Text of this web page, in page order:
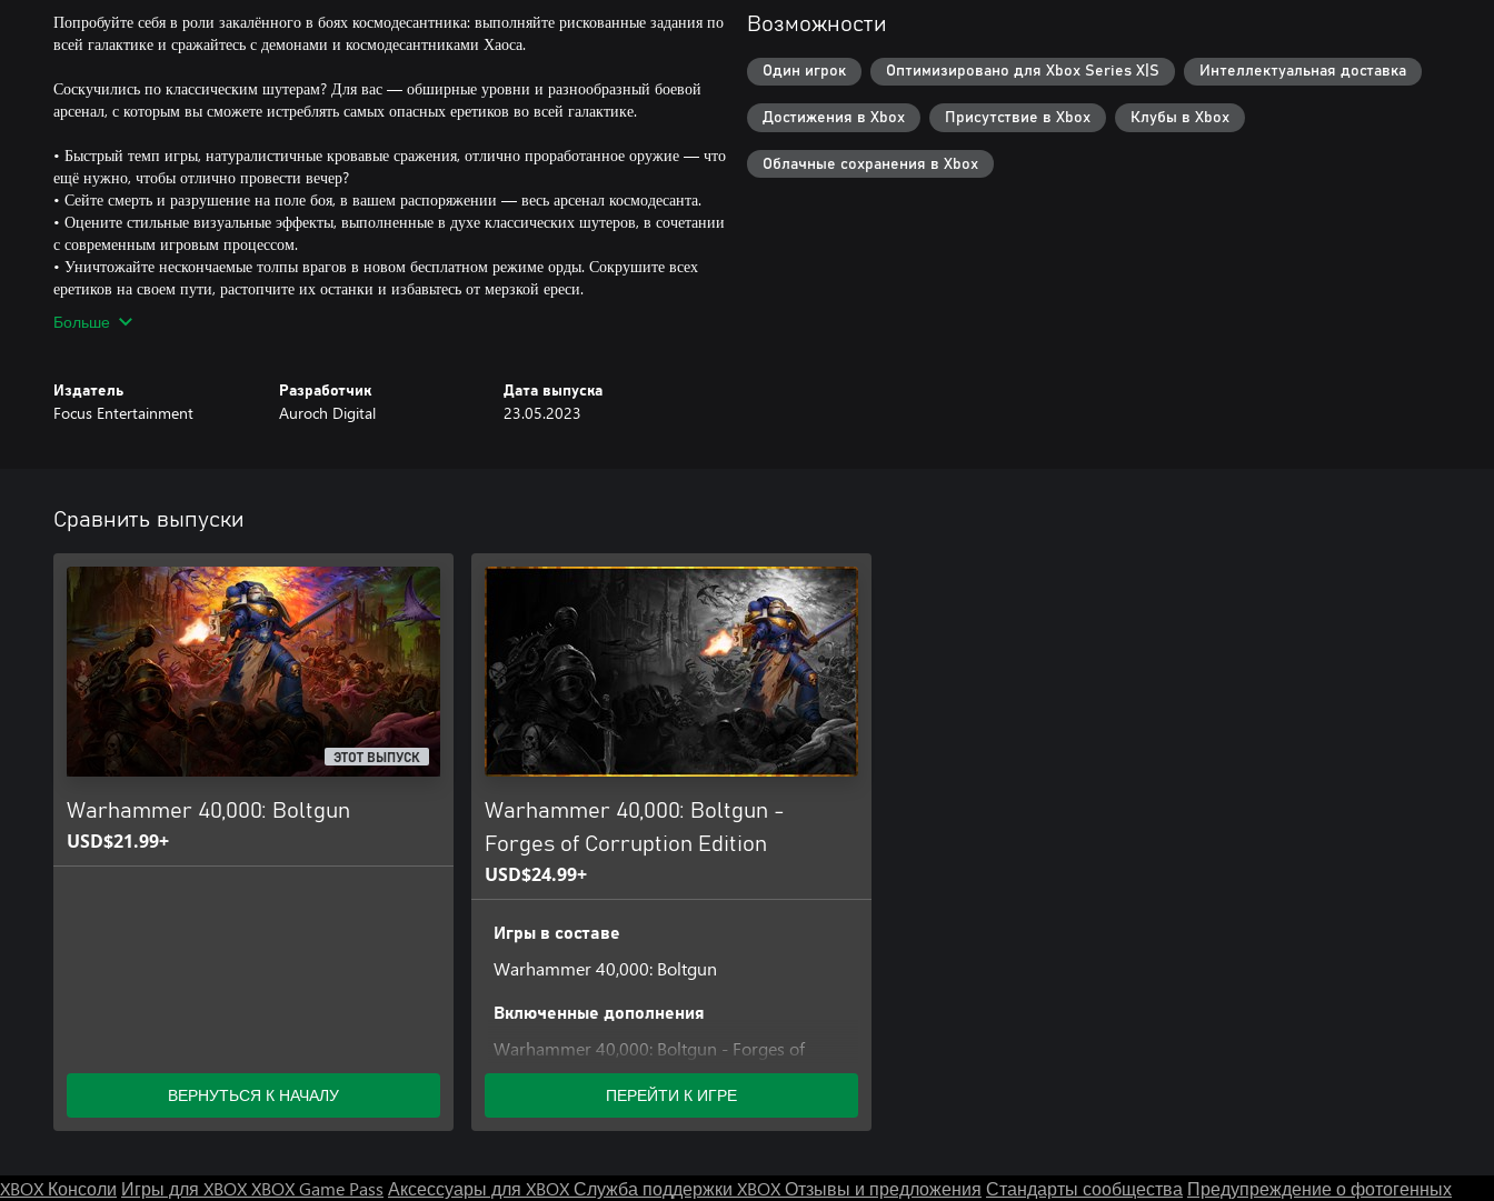
Попробуйте себя в роли закалённого в боях космодесантника: выполняйте рискованные задания по
всей галактике и сражайтесь с демонами и космодесантниками Хаоса.
Соскучились по классическим шутерам? Для вас — обширные уровни и разнообразный боевой
арсенал, с которым вы сможете истреблять самых опасных еретиков во всей галактике.
• Быстрый темп игры, натуралистичные кровавые сражения, отлично проработанное оружие — что
ещё нужно, чтобы отлично провести вечер?
• Сейте смерть и разрушение на поле боя, в вашем распоряжении — весь арсенал космодесанта.
• Оцените стильные визуальные эффекты, выполненные в духе классических шутеров, в сочетании
с современным игровым процессом.
• Уничтожайте нескончаемые толпы врагов в новом бесплатном режиме орды. Сокрушите всех
еретиков на своем пути, растопчите их останки и избавьтесь от мерзкой ереси.
Больше
Издатель
Focus Entertainment
Разработчик
Auroch Digital
Дата выпуска
23.05.2023
Возможности
Один игрок Оптимизировано для Xbox Series X|S Интеллектуальная доставка
Достижения в Xbox Присутствие в Xbox Клубы в Xbox
Облачные сохранения в Xbox
Сравнить выпуски
ЭТОТ ВЫПУСК
Warhammer 40,000: Boltgun
USD$21.99+
ВЕРНУТЬСЯ К НАЧАЛУ
Warhammer 40,000: Boltgun -
Forges of Corruption Edition
USD$24.99+
Игры в составе
Warhammer 40,000: Boltgun
Включенные дополнения
Warhammer 40,000: Boltgun - Forges of
Corruption Expansion
ПЕРЕЙТИ К ИГРЕ
XBOX Консоли Игры для XBOXXBOX Game Pass Аксессуары для XBOXСлужба поддержки XBOXОтзывы и предложения Стандарты сообщества Предупреждение о фотогенных